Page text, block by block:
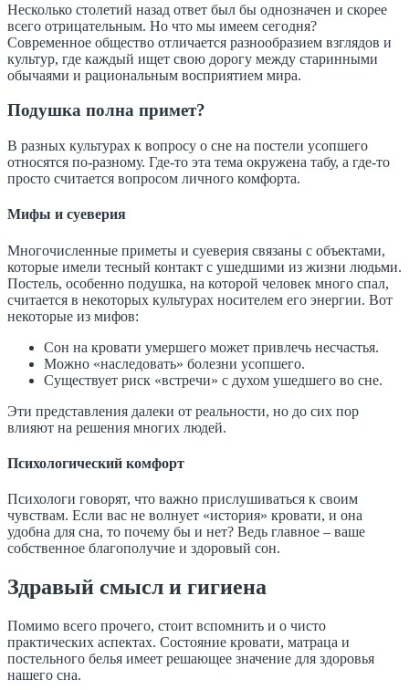
Несколько столетий назад ответ был бы однозначен и скорее
всего отрицательным. Но что мы имеем сегодня?
Современное общество отличается разнообразием взглядов и
культур, где каждый ищет свою дорогу между старинными
обычаями и рациональным восприятием мира.
Подушка полна примет?
В разных культурах к вопросу о сне на постели усопшего
относятся по-разному. Где-то эта тема окружена табу, а где-то
просто считается вопросом личного комфорта.
Мифы и суеверия
Многочисленные приметы и суеверия связаны с объектами,
которые имели тесный контакт с ушедшими из жизни людьми.
Постель, особенно подушка, на которой человек много спал,
считается в некоторых культурах носителем его энергии. Вот
некоторые из мифов:
Сон на кровати умершего может привлечь несчастья.
Можно «наследовать» болезни усопшего.
Существует риск «встречи» с духом ушедшего во сне.
Эти представления далеки от реальности, но до сих пор
влияют на решения многих людей.
Психологический комфорт
Психологи говорят, что важно прислушиваться к своим
чувствам. Если вас не волнует «история» кровати, и она
удобна для сна, то почему бы и нет? Ведь главное – ваше
собственное благополучие и здоровый сон.
Здравый смысл и гигиена
Помимо всего прочего, стоит вспомнить и о чисто
практических аспектах. Состояние кровати, матраца и
постельного белья имеет решающее значение для здоровья
нашего сна.